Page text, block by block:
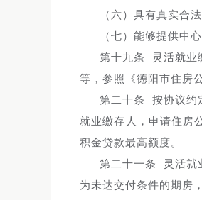
（六）具有真实合
（七）能够提供中
第十九条 灵活就业
等，参照《德阳市住房
第二十条 按协议约
就业缴存人，申请住房
积金贷款最高额度。
第二十一条 灵活就
为未达交付条件的期房